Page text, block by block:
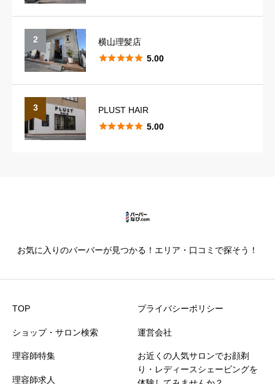
星の数をお選びください  
スタイリングのレパートリー
星の数をお選びください  

仕上がり満足度 必須
価格満足度
 
2
横山理髪店
 5.00
3
PLUST HAIR
 5.00
お気に入りのバーバーが見つかる！エリア・口コミで探そう！
TOP
ショップ・サロン検索
理容師特集
理容師求人
プライバシーポリシー
運営会社
お近くの人気サロンでお顔剃
り・レディースシェービングを